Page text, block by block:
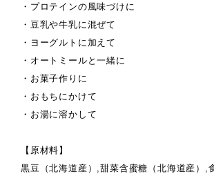
・プロテインの風味づけに
・豆乳や牛乳に混ぜて
・ヨーグルトに加えて
・オートミールと一緒に
・お菓子作りに
・おもちにかけて
・お湯に溶かして
【原材料】
黒豆（北海道産）,甜菜含蜜糖（北海道産）,